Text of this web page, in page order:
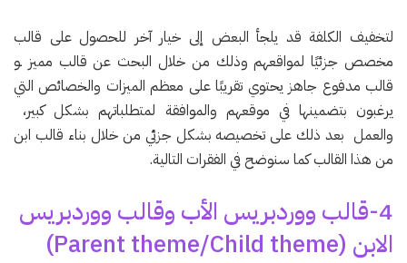
لتخفيف الكلفة قد يلجأ البعض إلى خيار آخر للحصول على قالب
مخصص جزئيًا لمواقعهم وذلك من خلال البحث عن قالب مميز ـو
قالب مدفوع جاهز يحتوي تقريبًا على معظم الميزات والخصائص التي
يرغبون بتضمينها في موقعهم والموافقة لمتطلباتهم بشكل كبير،
والعمل بعد ذلك على تخصيصه بشكل جزئي من خلال بناء قالب ابن
من هذا القالب كما سنوضح في الفقرات التالية.
4-قالب ووردبريس الأب وقالب ووردبريس
الابن (Parent theme/Child theme)